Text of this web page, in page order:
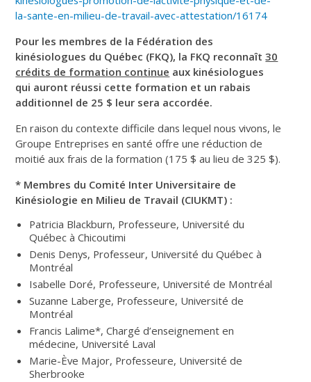
la-sante-en-milieu-de-travail-avec-attestation/16174
Pour les membres de la Fédération des
kinésiologues du Québec (FKQ), la FKQ reconnaît30
crédits de formation continue aux kinésiologues
qui auront réussi cette formation et un rabais
additionnel de 25 $ leur sera accordée.
En raison du contexte difficile dans lequel nous vivons, le
Groupe Entreprises en santé offre une réduction de
moitié aux frais de la formation (175 $ au lieu de 325 $).
* Membres du Comité Inter Universitaire de
Kinésiologie en Milieu de Travail (CIUKMT) :
Patricia Blackburn, Professeure, Université du
Québec à Chicoutimi
Denis Denys, Professeur, Université du Québec à
Montréal
Isabelle Doré, Professeure, Université de Montréal
Suzanne Laberge, Professeure, Université de
Montréal
Francis Lalime*, Chargé d’enseignement en
médecine, Université Laval
Marie-Ève Major, Professeure, Université de
Sherbrooke